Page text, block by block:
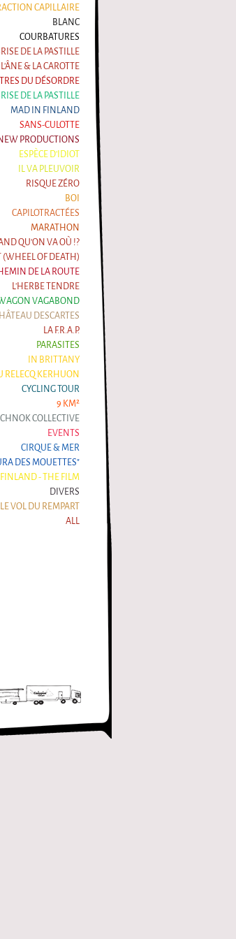
CAPILLAIRE
BLANC
COURBATURES
DE LA PASTILLE
L'ÂNE & LA CAROTTE
DU DÉSORDRE
DE LA PASTILLE
MAD IN FINLAND
SANS-CULOTTE
PRODUCTIONS
ESPÈCE D'IDIOT
IL VA PLEUVOIR
RISQUE ZÉRO
BOI
CAPILOTRACTÉES
MARATHON
QU'ON VA OÙ !?
(WHEEL OF DEATH)
DE LA ROUTE
L'HERBE TENDRE
VAGABOND
DESCARTES
LA F.R.A.P.
PARASITES
IN BRITTANY
RELECQ KERHUON
CYCLING TOUR
9 KM²
COLLECTIVE
EVENTS
CIRQUE & MER
DES MOUETTES"
- THE FILM
DIVERS
LE VOL DU REMPART
ALL